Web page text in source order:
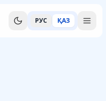
РУС ҚАЗ